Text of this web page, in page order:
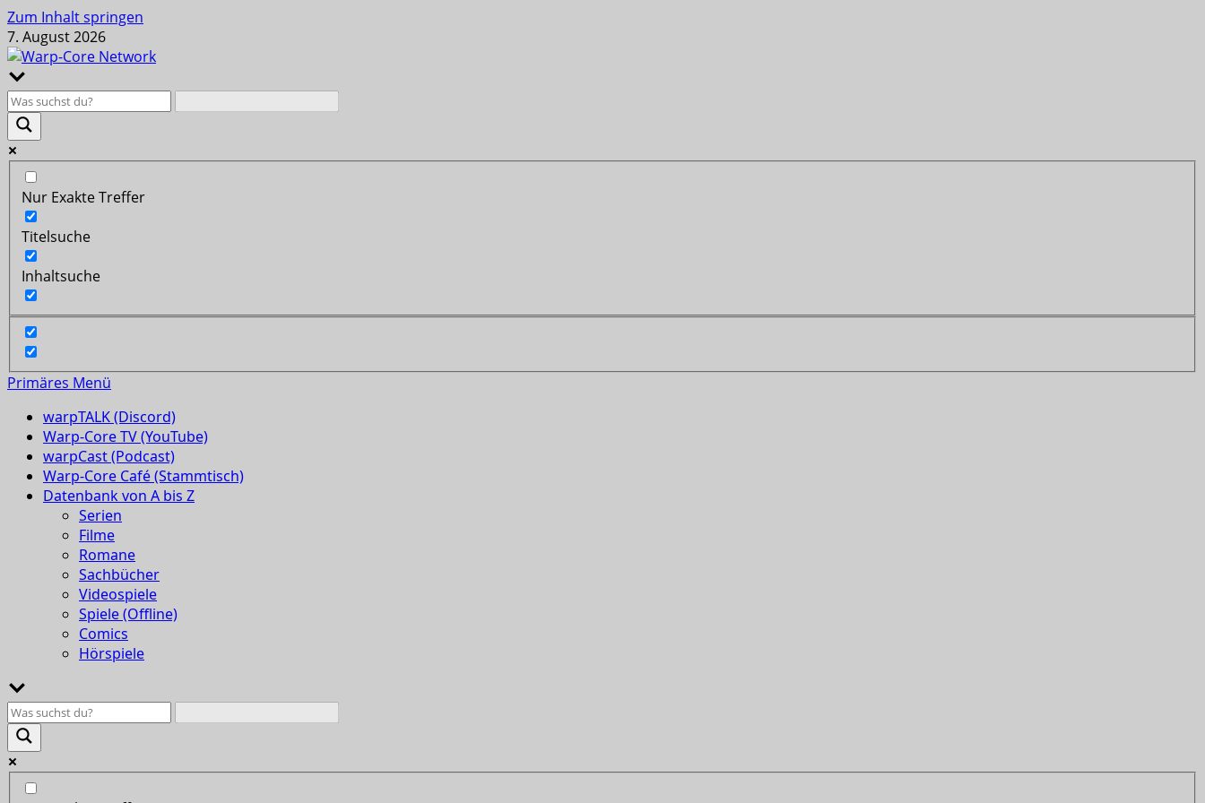
Zum Inhalt springen
7. August 2026
Nur Exakte Treffer
Titelsuche
Inhaltsuche
Primäres Menü
warpTALK (Discord)
Warp-Core TV (YouTube)
warpCast (Podcast)
Warp-Core Café (Stammtisch)
Datenbank von A bis Z
Serien
Filme
Romane
Sachbücher
Videospiele
Spiele (Offline)
Comics
Hörspiele